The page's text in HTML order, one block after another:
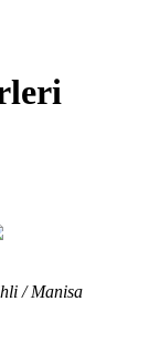
/ Manisa